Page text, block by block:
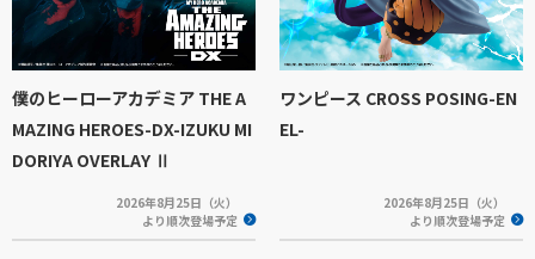
僕のヒーローアカデミア THE A
MAZING HEROES-DX-IZUKU MI
DORIYA OVERLAY Ⅱ
2026年8月25日（火）
より順次登場予定
ワンピース CROSS POSING-EN
EL-
2026年8月25日（火）
より順次登場予定